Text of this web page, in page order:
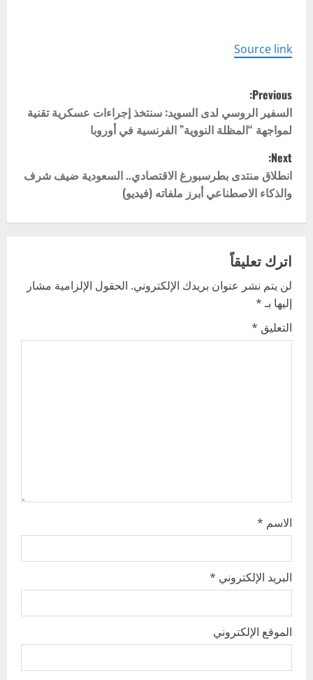
Source link
P
o
s
t
n
v
i
g
Previous:
السفير الروسي لدى السويد: سنتخذ إجراءات عسكرية تقنية
لمواجهة “المظلة النووية” الفرنسية في أوروبا
Next:
انطلاق منتدى بطرسبورغ الاقتصادي.. السعودية ضيف شرف
والذكاء الاصطناعي أبرز ملفاته (فيديو)
اترك تعليقاً
لن يتم نشر عنوان بريدك الإلكتروني. الحقول الإلزامية مشار
إليها بـ*
التعليق *
الاسم *
البريد الإلكتروني *
الموقع الإلكتروني